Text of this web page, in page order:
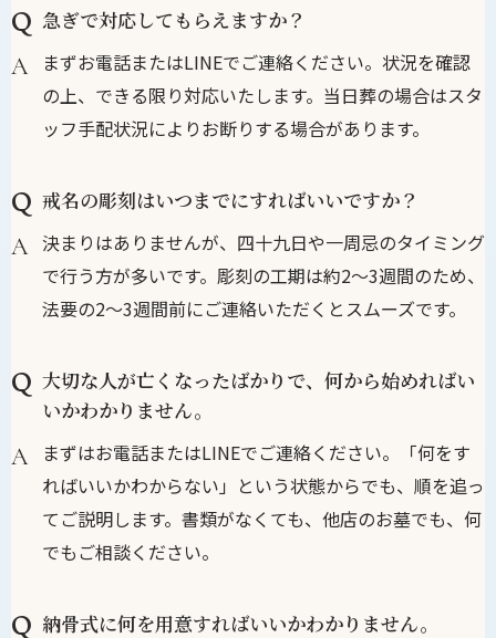
急ぎで対応してもらえますか？
まずお電話またはLINEでご連絡ください。状況を確認
の上、できる限り対応いたします。当日葬の場合はスタ
ッフ手配状況によりお断りする場合があります。
戒名の彫刻はいつまでにすればいいですか？
決まりはありませんが、四十九日や一周忌のタイミング
で行う方が多いです。彫刻の工期は約2〜3週間のため、
法要の2〜3週間前にご連絡いただくとスムーズです。
大切な人が亡くなったばかりで、何から始めればい
いかわかりません。
まずはお電話またはLINEでご連絡ください。「何をす
ればいいかわからない」という状態からでも、順を追っ
てご説明します。書類がなくても、他店のお墓でも、何
でもご相談ください。
納骨式に何を用意すればいいかわかりません。